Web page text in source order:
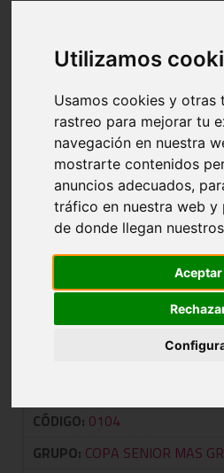
Utilizamos
Usamos cookies y otras
rastreo para mejorar tu
navegación en nuestra
mostrarte contenidos
anuncios adecuados,
tráfico en nuestra web y
de donde llegan
Aceptar
CÓDIGO:0101
GRUPO:SEN.MAS.1ª-GRUPO
CATEGORÍA:SENIOR
CÓDIGO:0102
GRUPO:COPA SENIOR MAS
CATEGORÍA:SENIOR
COPA SENIOR MAS
CÓDIGO: 0104
GRUPO: COPA SENIOR MAS